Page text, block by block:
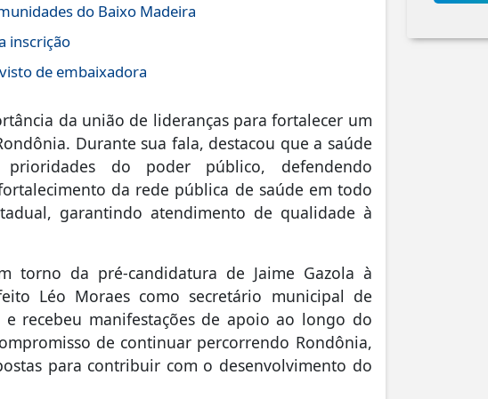
do Baixo Madeira
inscrição
de embaixadora
da união de lideranças para fortalecer um
Durante sua fala, destacou que a saúde
do poder público, defendendo
da rede pública de saúde em todo
garantindo atendimento de qualidade à
torno da pré-candidatura de Jaime Gazola à
Léo Moraes como secretário municipal de
recebeu manifestações de apoio ao longo do
de continuar percorrendo Rondônia,
para contribuir com o desenvolvimento do